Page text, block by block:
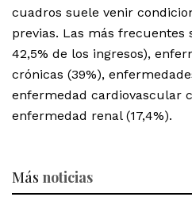
cuadros suele venir
previas. Las más frecuentes
42,5% de los ingresos),
crónicas (39%),
enfermedad cardiovascular
enfermedad renal (17,4%).
Más noticias